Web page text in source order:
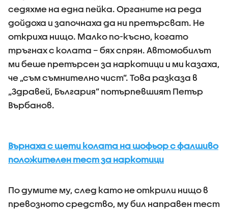
седяхме на една пейка. Органите на реда
дойдоха и започнаха да ни претърсват. Не
откриха нищо. Малко по-късно, когато
тръгнах с колата – бях спрян. Автомобилът
ми беше претърсен за наркотици и ми казаха,
че „съм съмнително чист”. Това разказа в
„Здравей, България” потърпевшият Петър
Върбанов.
Върнаха с щети колата на шофьор с фалшиво
положителен тест за наркотици
По думите му, след като не открили нищо в
превозното средство, му бил направен тест